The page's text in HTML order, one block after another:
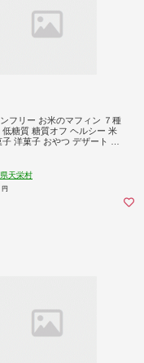
フリー お米のマフィン ７種
低糖質 糖質オフ ヘルシー 米
洋菓子 おやつ デザート ス
天栄村
円